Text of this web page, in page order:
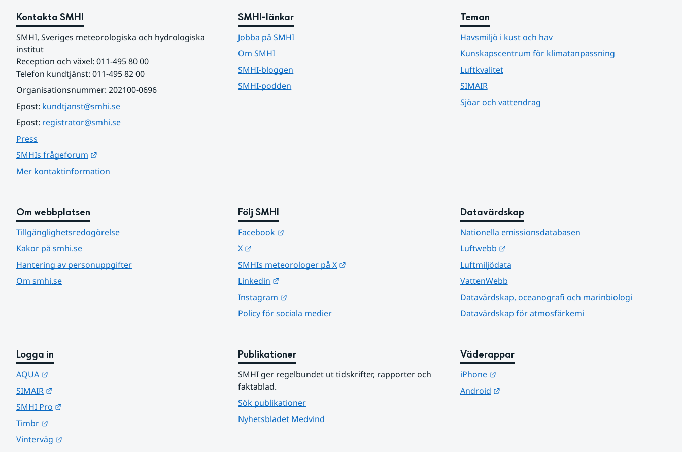
Kontakta SMHI
SMHI, Sveriges meteorologiska och hydrologiska
institut
Reception och växel: 011-495 80 00
Telefon kundtjänst: 011-495 82 00
Organisationsnummer: 202100-0696
Epost: kundtjanst@smhi.se
Epost: registrator@smhi.se
Press
SMHIs frågeforum
Mer kontaktinformation
SMHI-länkar
Jobba på SMHI
Om SMHI
SMHI-bloggen
SMHI-podden
Teman
Havsmiljö i kust och hav
Kunskapscentrum för klimatanpassning
Luftkvalitet
SIMAIR
Sjöar och vattendrag
Om webbplatsen
Tillgänglighetsredogörelse
Kakor på smhi.se
Hantering av personuppgifter
Om smhi.se
Följ SMHI
Facebook
X
SMHIs meteorologer på X
Linkedin
Instagram
Policy för sociala medier
Datavärdskap
Nationella emissionsdatabasen
Luftwebb
Länk till annan webbplats.
Luftmiljödata
VattenWebb
Datavärdskap, oceanografi och marinbiologi
Datavärdskap för atmosfärkemi
Logga in
AQUA
SIMAIR
SMHI Pro
Timbr
Vinterväg
Publikationer
SMHI ger regelbundet ut tidskrifter, rapporter och
faktablad.
Sök publikationer
Nyhetsbladet Medvind
Väderappar
iPhone
Länk till annan webbplats.
Android
Länk till annan webbplats.